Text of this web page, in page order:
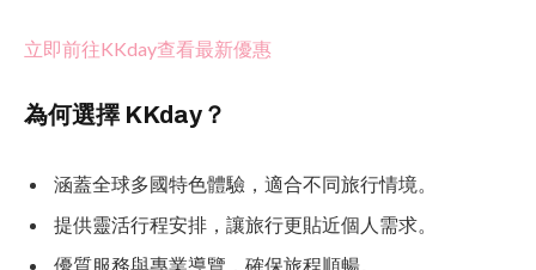
立即前往KKday查看最新優惠
為何選擇 KKday？
涵蓋全球多國特色體驗，適合不同旅行情境。
提供靈活行程安排，讓旅行更貼近個人需求。
優質服務與專業導覽，確保旅程順暢。